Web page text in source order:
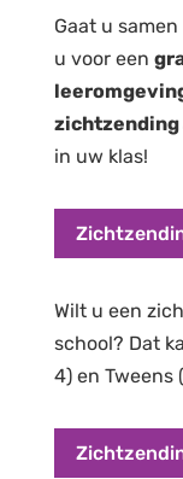
Gaat u
u voor een
zichtzending
in uw klas!
Wilt u een
school? Dat
4) en Tweens